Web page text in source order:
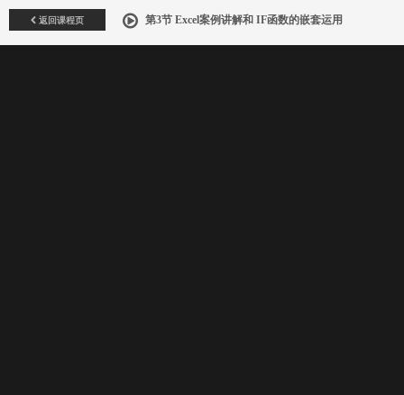
返回课程页 第3节 Excel案例讲解和 IF函数的嵌套运用